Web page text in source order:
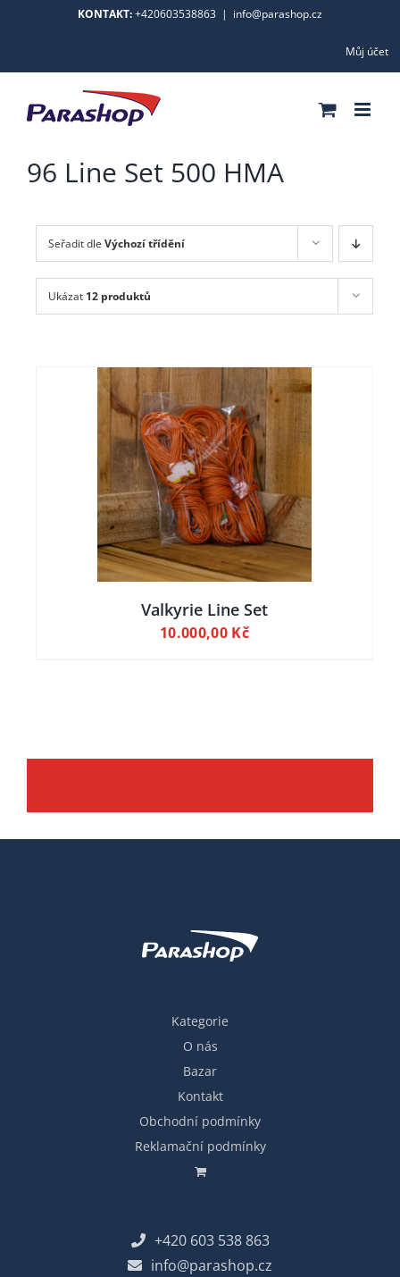
KONTAKT:+420603538863 | info@parashop.cz
Můj účet
96 Line Set 500 HMA
Seřadit dle Výchozí třídění
Ukázat 12 produktů
Valkyrie Line Set
10.000,00 Kč
Kategorie
O nás
Bazar
Kontakt
Obchodní podmínky
Reklamační podmínky
+420 603 538 863
info@parashop.cz